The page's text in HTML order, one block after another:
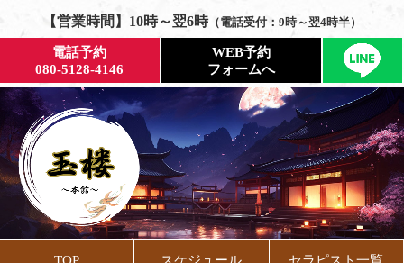
【営業時間】10時～翌6時（電話受付：9時～翌4時半）
電話予約
080-5128-4146
WEB予約
フォームへ
TOP スケジュール セラピスト一覧